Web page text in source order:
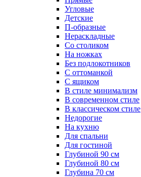
Угловые
Детские
П-образные
Нераскладные
Со столиком
На ножках
Без подлокотников
С оттоманкой
С ящиком
В стиле минимализм
В современном стиле
В классическом стиле
Недорогие
На кухню
Для спальни
Для гостиной
Глубиной 90 см
Глубиной 80 см
Глубина 70 см